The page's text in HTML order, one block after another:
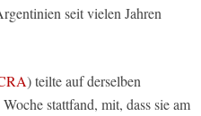
seit vielen Jahren
) teilte auf derselben
stattfand, mit, dass sie am